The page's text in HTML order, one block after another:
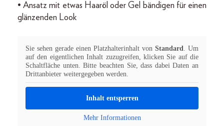
• Ansatz mit etwas Haaröl oder Gel bändigen für einen
glänzenden Look
Sie sehen gerade einen Platzhalterinhalt von Standard
. Um
auf den eigentlichen Inhalt zuzugreifen, klicken Sie auf die
Schaltfläche unten. Bitte beachten Sie, dass dabei Daten an
Drittanbieter weitergegeben werden.
Inhalt entsperren
Mehr Informationen